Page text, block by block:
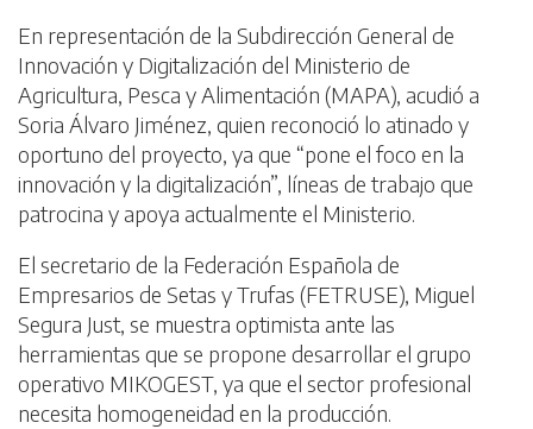
En representación de la Subdirección General de
Innovación y Digitalización del Ministerio de
Agricultura, Pesca y Alimentación (MAPA), acudió a
Soria Álvaro Jiménez, quien reconoció lo atinado y
oportuno del proyecto, ya que “pone el foco en la
innovación y la digitalización”, líneas de trabajo que
patrocina y apoya actualmente el Ministerio.
El secretario de la Federación Española de
Empresarios de Setas y Trufas (FETRUSE), Miguel
Segura Just, se muestra optimista ante las
herramientas que se propone desarrollar el grupo
operativo MIKOGEST, ya que el sector profesional
necesita homogeneidad en la producción.